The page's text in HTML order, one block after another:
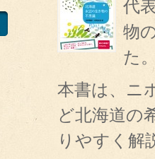
代
物
た
本書は、ニ
ど北海道の
りやすく解